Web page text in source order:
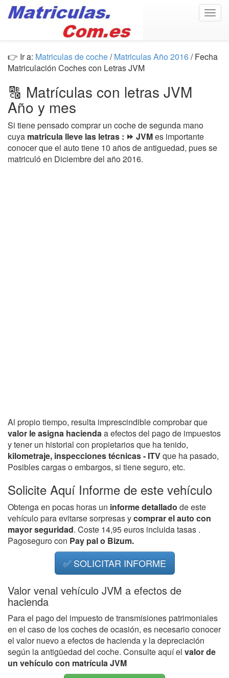
👉 Ir a: Matriculas de coche/Matriculas Año 2016/ Fecha
Matriculación Coches con Letras JVM
🔠 Matrículas con letras JVM
Año y mes
Si tiene pensado comprar un coche de segunda mano
cuya matricula lleve las letras : ⏩ JVMes importante
conocer que el auto tiene 10 años de antiguedad, pues se
matriculó en Diciembre del año 2016.
Al propio tiempo, resulta imprescindible comprobar que
valor le asigna haciendaa efectos del pago de impuestos
y tener un historial con propietarios que ha tenido,
kilometraje, inspecciones técnicas - ITVque ha pasado,
Posibles cargas o embargos, si tiene seguro, etc.
Solicite Aquí Informe de este vehículo
Obtenga en pocas horas un informe detallado de este
vehículo para evitarse sorpresas ycomprar el auto con
mayor seguridad. Coste 14,95 euros incluida tasas .
Pagoseguro con Pay pal o Bizum.
✅ SOLICITAR INFORME
Valor venal vehículo JVM a efectos de
hacienda
Para el pago del impuesto de transmisiones patrimoniales
en el caso de los coches de ocasión, es necesario conocer
el valor nuevo a efectos de hacienda y la depreciación
según la antigüedad del coche. Consulte aquí el valor de
un vehículo con matrícula JVM